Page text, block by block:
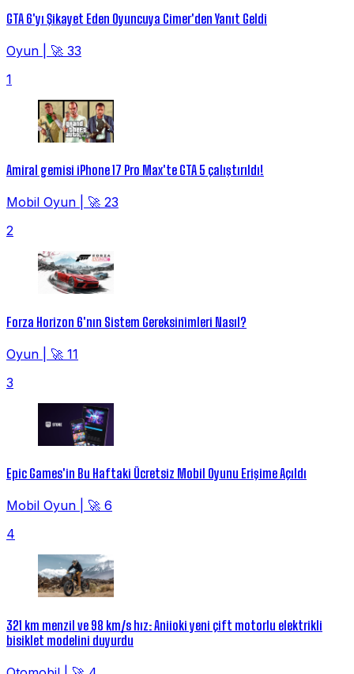
GTA 6'yı Şikayet Eden Oyuncuya Cimer'den Yanıt Geldi
Oyun
🚀 33
1
Amiral gemisi iPhone 17 Pro Max'te GTA 5 çalıştırıldı!
Mobil Oyun
🚀 23
2
Forza Horizon 6'nın Sistem Gereksinimleri Nasıl?
Oyun
🚀 11
3
Epic Games'in Bu Haftaki Ücretsiz Mobil Oyunu Erişime Açıldı
Mobil Oyun
🚀 6
4
321 km menzil ve 98 km/s hız: Aniioki yeni çift motorlu elektrikli
bisiklet modelini duyurdu